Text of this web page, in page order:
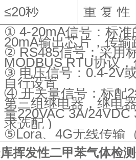
≤20秒 重 复 性
① 4-20mA信号：标准
20mA输出芯片，传输
② RS485信号：采用
MODBUS RTU协议
③ 电压信号：0.4-2V
自行设置
④ 开关量信号：标配
第三组继电器，继电
量220VAC 3A/
求选配 )
⑤Lora、4G无线传输
挥发性二甲苯气体检